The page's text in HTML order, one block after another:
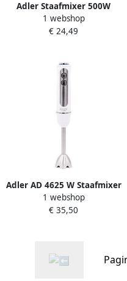
Adler Staafmixer 500W
zilver AD 4617w
1 webshop
€ 24,49
Adler AD 4625 W Staafmixer
1500 Watt wit
1 webshop
€ 35,50